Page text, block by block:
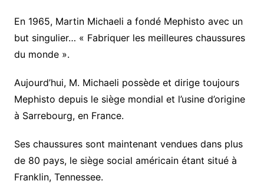
En 1965, Martin Michaeli a fondé Mephisto avec un
but singulier… « Fabriquer les meilleures chaussures
du monde ».
Aujourd’hui, M. Michaeli possède et dirige toujours
Mephisto depuis le siège mondial et l’usine d’origine
à Sarrebourg, en France.
Ses chaussures sont maintenant vendues dans plus
de 80 pays, le siège social américain étant situé à
Franklin, Tennessee.